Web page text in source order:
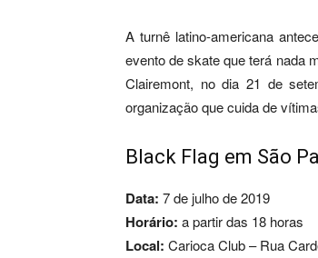
A turnê latino-americana
evento de skate que terá nada
Clairemont, no dia 21 de
organização que cuida de
Black Flag em São
Data: 7 de julho de 2019
Horário: a partir das 18 horas
Local: Carioca Club – Rua